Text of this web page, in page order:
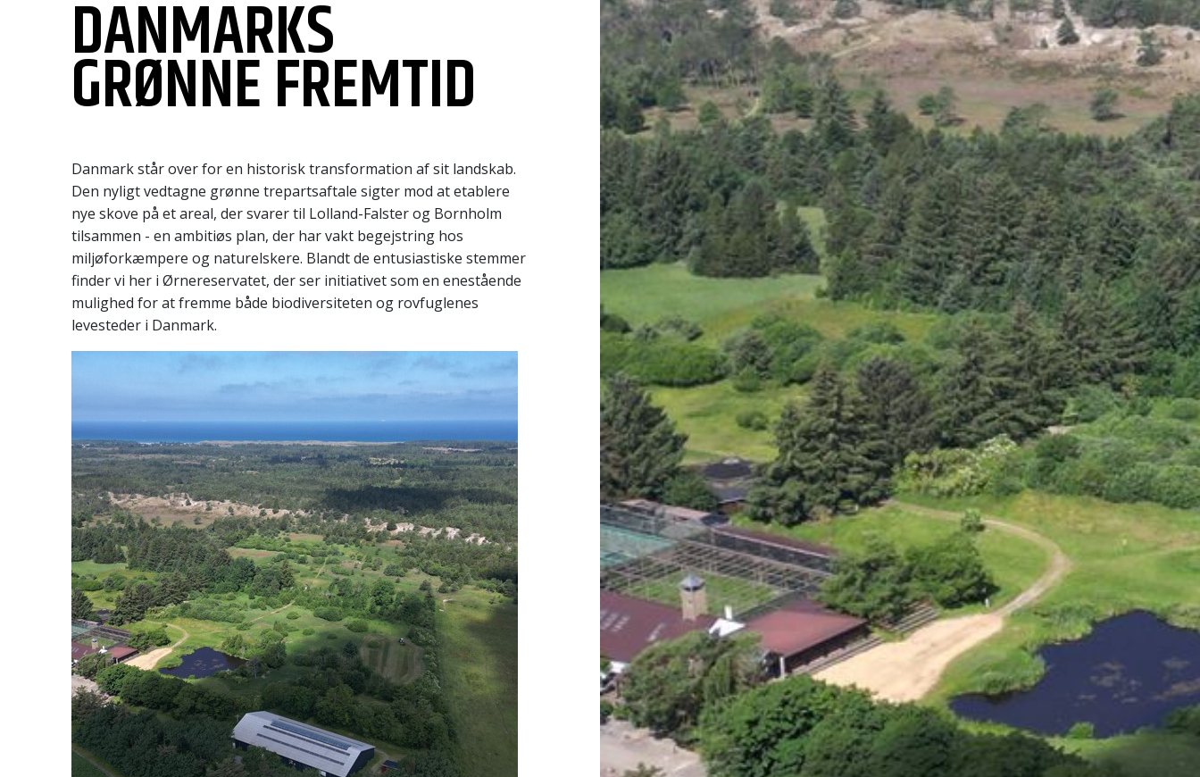
DANMARKS
GRØNNE FREMTID
Danmark står over for en historisk transformation af sit landskab.
Den nyligt vedtagne grønne trepartsaftale sigter mod at etablere
nye skove på et areal, der svarer til Lolland-Falster og Bornholm
tilsammen - en ambitiøs plan, der har vakt begejstring hos
miljøforkæmpere og naturelskere. Blandt de entusiastiske stemmer
finder vi her i Ørnereservatet, der ser initiativet som en enestående
mulighed for at fremme både biodiversiteten og rovfuglenes
levesteder i Danmark.